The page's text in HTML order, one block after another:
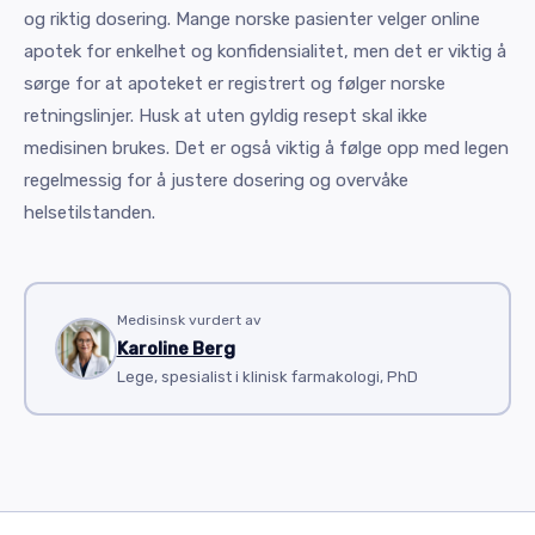
og riktig dosering. Mange norske pasienter velger online
apotek for enkelhet og konfidensialitet, men det er viktig å
sørge for at apoteket er registrert og følger norske
retningslinjer. Husk at uten gyldig resept skal ikke
medisinen brukes. Det er også viktig å følge opp med legen
regelmessig for å justere dosering og overvåke
helsetilstanden.
Medisinsk vurdert av
Karoline Berg
Lege, spesialist i klinisk farmakologi, PhD